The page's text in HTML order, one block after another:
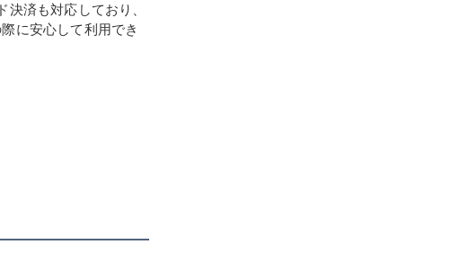
済も対応しており、
に安心して利用でき